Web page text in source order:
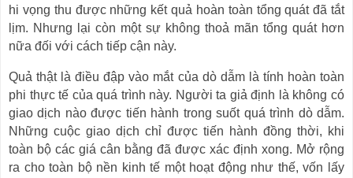
hi vọng thu được những kết quả hoàn toàn tổng quát đã tắt
lịm. Nhưng lại còn một sự không thoả mãn tổng quát hơn
nữa đối với cách tiếp cận này.
Quả thật là điều đập vào mắt của dò dẫm là tính hoàn toàn
phi thực tế của quá trình này. Người ta giả định là không có
giao dịch nào được tiến hành trong suốt quá trình dò dẫm.
Những cuộc giao dịch chỉ được tiến hành đồng thời, khi
toàn bộ các giá cân bằng đã được xác định xong. Mở rộng
ra cho toàn bộ nền kinh tế một hoạt động như thế, vốn lấy